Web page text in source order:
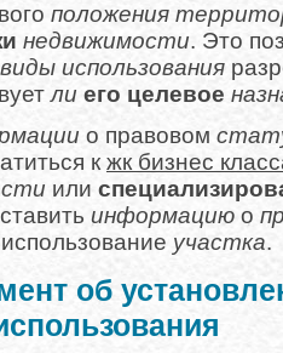
положения
недвижимости. Это
виды использования
ли его целевое
о правовом
кжк бизнес
или
информацию о
использование участка.
об